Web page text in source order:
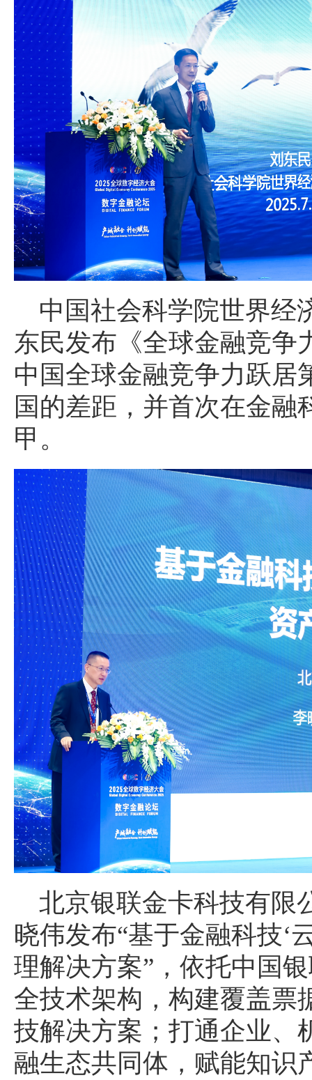
中国社会科学院世界经
东民发布《全球金融竞争
中国全球金融竞争力跃居
国的差距，并首次在金融
甲。
北京银联金卡科技有限
晓伟发布“基于金融科技‘
理解决方案”，依托中国
全技术架构，构建覆盖票
技解决方案；打通企业、
融生态共同体，赋能知识